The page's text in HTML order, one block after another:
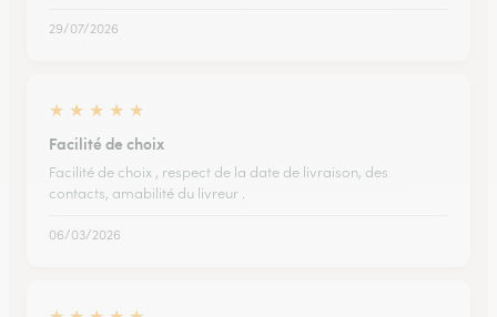
29/07/2026
★ ★ ★ ★ ★
Facilité de choix
Facilité de choix , respect de la date de livraison, des
contacts, amabilité du livreur .
06/03/2026